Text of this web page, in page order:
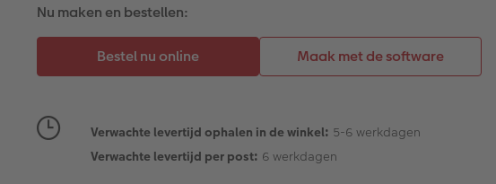
Nu maken en bestellen:
Verwachte levertijd ophalen in de winkel: 5-6 werkdagen
Verwachte levertijd per post: 6 werkdagen